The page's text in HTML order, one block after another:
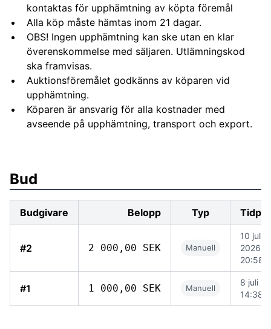
kontaktas för upphämtning av köpta föremål
Alla köp måste hämtas inom 21 dagar.
OBS! Ingen upphämtning kan ske utan en klar
överenskommelse med säljaren. Utlämningskod
ska framvisas.
Auktionsföremålet godkänns av köparen vid
upphämtning.
Köparen är ansvarig för alla kostnader med
avseende på upphämtning, transport och export.
Bud
Budgivare Belopp Typ
#2 2 000,00 SEK Manuell
10 juli
2026
20:58
#1 1 000,00 SEK Manuell
8 juli
14:38